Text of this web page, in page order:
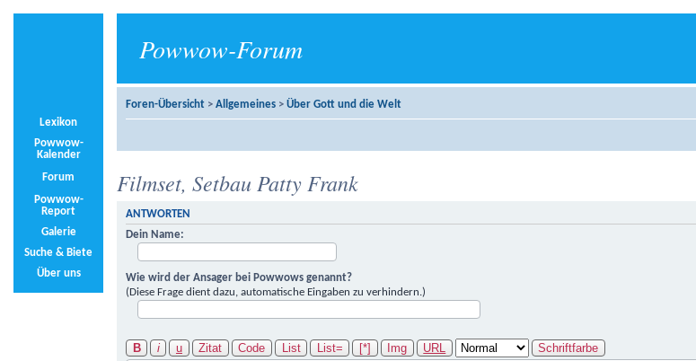
Powwow-Forum
Lexikon
Powwow-
Kalender
Forum
Powwow-
Report
Galerie
Suche & Biete
Über uns
Foren-Übersicht > Allgemeines > Über Gott und die Welt
Filmset, Setbau Patty Frank
ANTWORTEN
Dein Name:
Wie wird der Ansager bei Powwows genannt?
(Diese Frage dient dazu, automatische Eingaben zu verhindern.)